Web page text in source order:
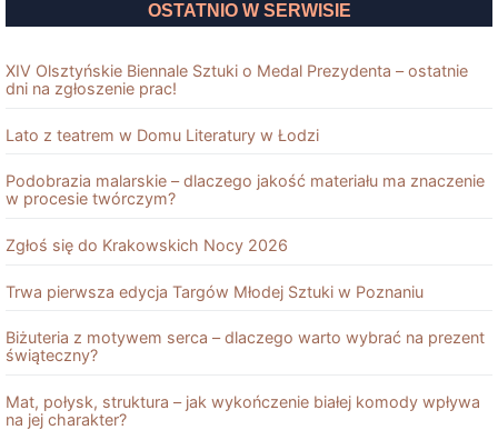
OSTATNIO W SERWISIE
XIV Olsztyńskie Biennale Sztuki o Medal Prezydenta – ostatnie
dni na zgłoszenie prac!
Lato z teatrem w Domu Literatury w Łodzi
Podobrazia malarskie – dlaczego jakość materiału ma znaczenie
w procesie twórczym?
Zgłoś się do Krakowskich Nocy 2026
Trwa pierwsza edycja Targów Młodej Sztuki w Poznaniu
Biżuteria z motywem serca – dlaczego warto wybrać na prezent
świąteczny?
Mat, połysk, struktura – jak wykończenie białej komody wpływa
na jej charakter?